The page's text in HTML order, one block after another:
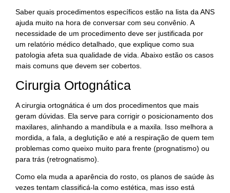
Saber quais procedimentos específicos estão na lista da ANS
ajuda muito na hora de conversar com seu convênio. A
necessidade de um procedimento deve ser justificada por
um relatório médico detalhado, que explique como sua
patologia afeta sua qualidade de vida. Abaixo estão os casos
mais comuns que devem ser cobertos.
Cirurgia Ortognática
A cirurgia ortognática é um dos procedimentos que mais
geram dúvidas. Ela serve para corrigir o posicionamento dos
maxilares, alinhando a mandíbula e a maxila. Isso melhora a
mordida, a fala, a deglutição e até a respiração de quem tem
problemas como queixo muito para frente (prognatismo) ou
para trás (retrognatismo).
Como ela muda a aparência do rosto, os planos de saúde às
vezes tentam classificá-la como estética, mas isso está